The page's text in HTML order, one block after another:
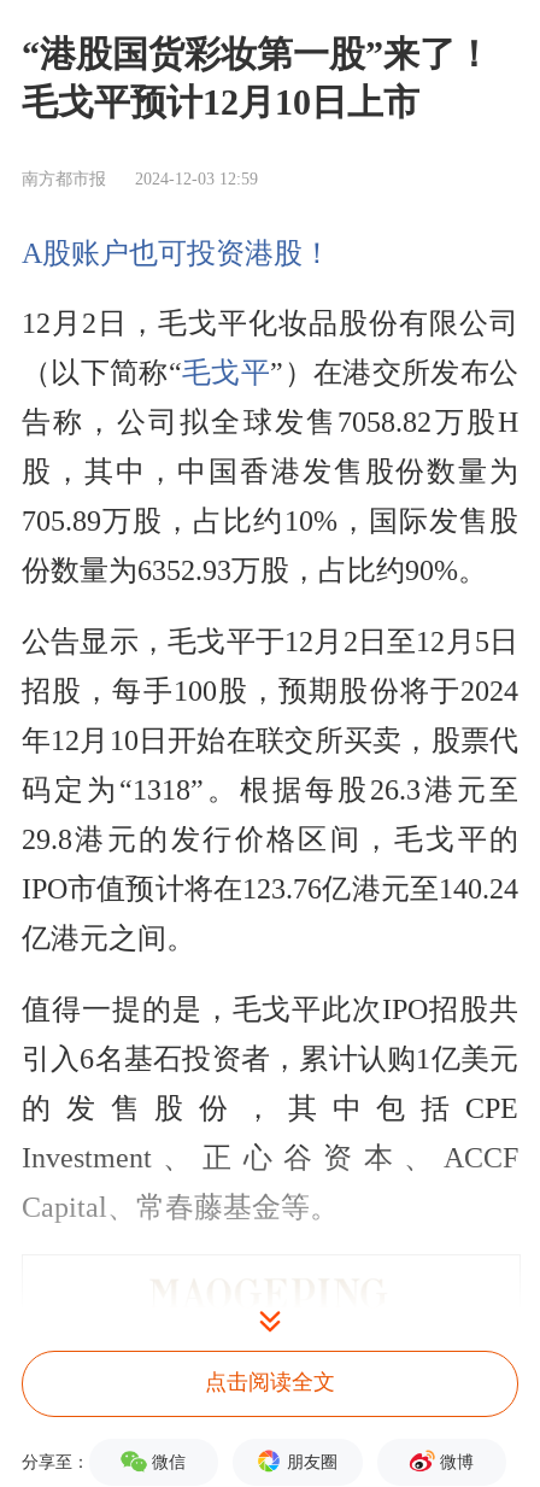
“港股国货彩妆第一股”来了！
毛戈平预计12月10日上市
南方都市报 2024-12-03 12:59
A股账户也可投资港股！
12月2日，毛戈平化妆品股份有限公司
（以下简称“毛戈平”）在港交所发布公
告称，公司拟全球发售7058.82万股H
股，其中，中国香港发售股份数量为
705.89万股，占比约10%，国际发售股
份数量为6352.93万股，占比约90%。
公告显示，毛戈平于12月2日至12月5日
招股，每手100股，预期股份将于2024
年12月10日开始在联交所买卖，股票代
码定为“1318”。根据每股26.3港元至
29.8港元的发行价格区间，毛戈平的
IPO市值预计将在123.76亿港元至140.24
亿港元之间。
值得一提的是，毛戈平此次IPO招股共
引入6名基石投资者，累计认购1亿美元
的发售股份，其中包括CPE
Investment、正心谷资本、ACCF
Capital、常春藤基金等。
点击阅读全文
分享至： 微信 朋友圈 微博